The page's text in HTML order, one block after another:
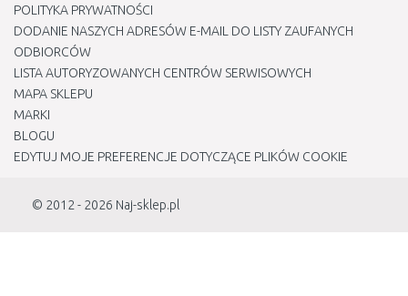
POLITYKA PRYWATNOŚCI
DODANIE NASZYCH ADRESÓW E-MAIL DO LISTY ZAUFANYCH
ODBIORCÓW
LISTA AUTORYZOWANYCH CENTRÓW SERWISOWYCH
MAPA SKLEPU
MARKI
BLOGU
EDYTUJ MOJE PREFERENCJE DOTYCZĄCE PLIKÓW COOKIE
© 2012 - 2026 Naj-sklep.pl